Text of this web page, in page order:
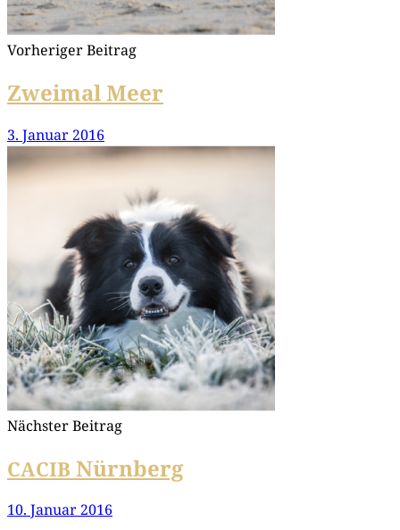
Vorheriger Beitrag
Zweimal Meer
3. Januar 2016
Nächster Beitrag
CACIB Nürnberg
10. Januar 2016